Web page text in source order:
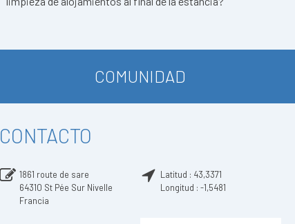
COMUNIDAD
CONTACTO
1861 route de sare
64310 St Pée Sur Nivelle
Francia
Latitud : 43,3371
Longitud : -1,5481